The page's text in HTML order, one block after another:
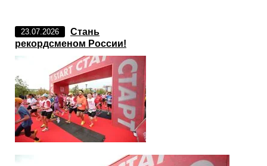
23.07.2026
Стань
рекордсменом России!